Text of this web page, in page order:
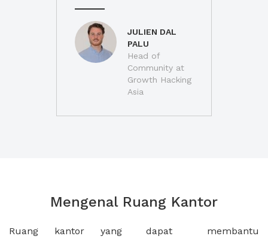
JULIEN DAL
PALU
Head of
Community at
Growth Hacking
Asia
Mengenal Ruang Kantor
Ruang kantor yang
dapat membantu